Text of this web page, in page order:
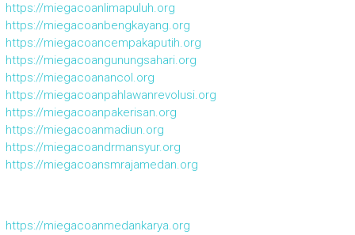
https://miegacoanlimapuluh.org
https://miegacoanbengkayang.org
https://miegacoancempakaputih.org
https://miegacoangunungsahari.org
https://miegacoanancol.org
https://miegacoanpahlawanrevolusi.org
https://miegacoanpakerisan.org
https://miegacoanmadiun.org
https://miegacoandrmansyur.org
https://miegacoansmrajamedan.org
https://miegacoanmedankarya.org